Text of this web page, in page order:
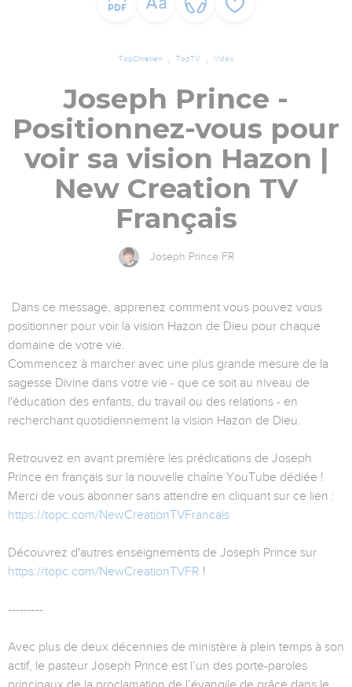
TopChrétien TopTV Vidéo
Joseph Prince -
Positionnez-vous pour
voir sa vision Hazon |
New Creation TV
Français
Joseph Prince FR
Dans ce message, apprenez comment vous pouvez vous
positionner pour voir la vision Hazon de Dieu pour chaque
domaine de votre vie.
Commencez à marcher avec une plus grande mesure de la
sagesse Divine dans votre vie - que ce soit au niveau de
l'éducation des enfants, du travail ou des relations - en
recherchant quotidiennement la vision Hazon de Dieu.
Retrouvez en avant première les prédications de Joseph
Prince en français sur la nouvelle chaîne YouTube dédiée !
Merci de vous abonner sans attendre en cliquant sur ce lien :
https://topc.com/NewCreationTVFrancais
Découvrez d'autres enseignements de Joseph Prince sur
https://topc.com/NewCreationTVFR !
---------
Avec plus de deux décennies de ministère à plein temps à son
actif, le pasteur Joseph Prince est l’un des porte-paroles